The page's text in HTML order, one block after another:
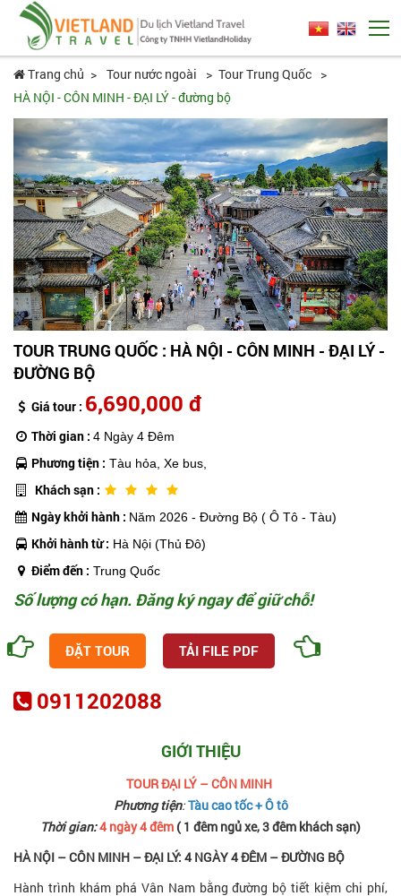
Trang chủ Tour nước ngoài
Tour Trung Quốc
HÀ NỘI - CÔN MINH - ĐẠI LÝ - đường bộ
TOUR TRUNG QUỐC : HÀ NỘI - CÔN MINH - ĐẠI LÝ -
ĐƯỜNG BỘ
Giá tour : 6,690,000 đ
Thời gian : 4 Ngày 4 Đêm
Phương tiện : Tàu hỏa, Xe bus,
Khách sạn :
Ngày khởi hành : Năm 2026 - Đường Bộ ( Ô Tô - Tàu)
Khởi hành từ : Hà Nội (Thủ Đô)
Điểm đến : Trung Quốc
Số lượng có hạn. Đăng ký ngay để giữ chỗ!
ĐẶT TOUR TẢI FILE PDF
0911202088
GIỚI THIỆU
TOUR ĐẠI LÝ – CÔN MINH
Phương tiện:Tàu cao tốc + Ô tô
Thời gian:4 ngày 4 đêm ( 1 đêm ngủ xe, 3 đêm khách sạn)
HÀ NỘI – CÔN MINH – ĐẠI LÝ: 4 NGÀY 4 ĐÊM – ĐƯỜNG BỘ
Hành trình khám phá Vân Nam bằng đường bộ tiết kiệm chi phí,